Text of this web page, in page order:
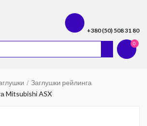
+380 (50) 508 31 80
0
Заглушки рейлинга
Mitsubishi ASX